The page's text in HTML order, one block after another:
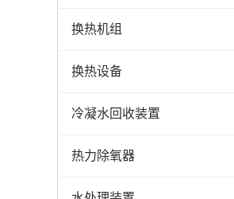
换热机组
换热设备
冷凝水回收装置
热力除氧器